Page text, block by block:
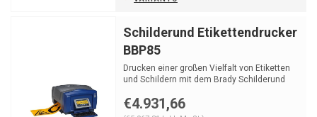
Schilderund Etikettendrucker
BBP85
Drucken einer großen Vielfalt von Etiketten
und Schildern mit dem Brady Schilderund
€4.931,66